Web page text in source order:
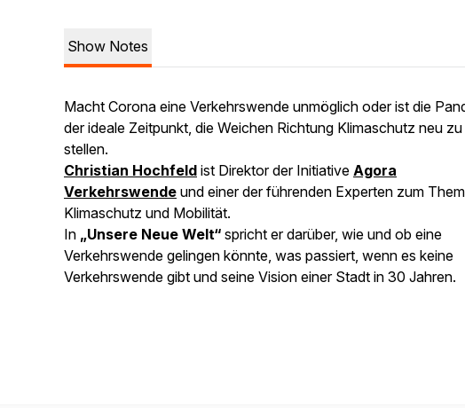
Show Notes
Macht Corona eine Verkehrswende unmöglich oder ist die
der ideale Zeitpunkt, die Weichen Richtung Klimaschutz neu zu
stellen.
Christian Hochfeld ist Direktor der Initiative Agora
Verkehrswende und einer der führenden Experten zum
Klimaschutz und Mobilität.
In „Unsere Neue Welt“ spricht er darüber, wie und ob eine
Verkehrswende gelingen könnte, was passiert, wenn es keine
Verkehrswende gibt und seine Vision einer Stadt in 30 Jahren.